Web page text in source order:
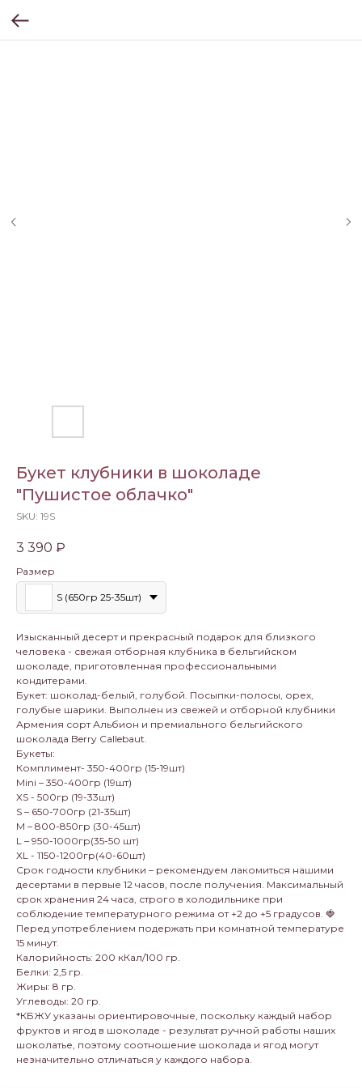
Букет клубники в шоколаде
"Пушистое облачко"
SKU: 19S
3 390 ₽
Размер
S (650гр 25-35шт)
Изысканный десерт и прекрасный подарок для близкого
человека - свежая отборная клубника в бельгийском
шоколаде, приготовленная профессиональными
кондитерами.
Букет: шоколад-белый, голубой. Посыпки-полосы, орех,
голубые шарики. Выполнен из свежей и отборной клубники
Армения сорт Альбион и премиального бельгийского
шоколада Berry Callebaut.
Букеты:
Комплимент- 350-400гр (15-19шт)
Mini – 350-400гр (19шт)
XS - 500гр (19-33шт)
S – 650-700гр (21-35шт)
M – 800-850гр (30-45шт)
L – 950-1000гр(35-50 шт)
XL - 1150-1200гр(40-60шт)
Срок годности клубники – рекомендуем лакомиться нашими
десертами в первые 12 часов, после получения. Максимальный
срок хранения 24 часа, строго в холодильнике при
соблюдение температурного режима от +2 до +5 градусов. 🍓
Перед употреблением подержать при комнатной температуре
15 минут.
Калорийность: 200 кКал/100 гр.
Белки: 2,5 гр.
Жиры: 8 гр.
Углеводы: 20 гр.
*КБЖУ указаны ориентировочные, поскольку каждый набор
фруктов и ягод в шоколаде - результат ручной работы наших
шоколатье, поэтому соотношение шоколада и ягод могут
незначительно отличаться у каждого набора.